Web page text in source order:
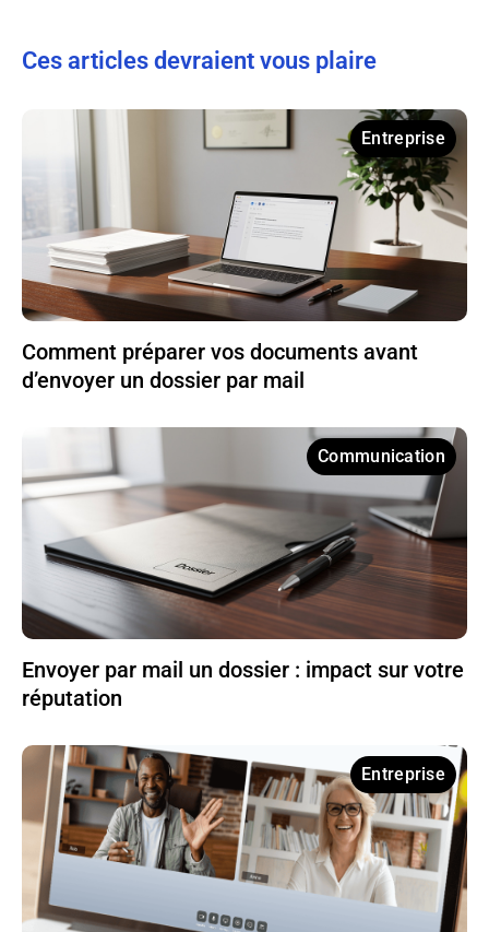
Ces articles devraient vous plaire
Entreprise
Comment préparer vos documents avant
d’envoyer un dossier par mail
Communication
Envoyer par mail un dossier : impact sur votre
réputation
Entreprise